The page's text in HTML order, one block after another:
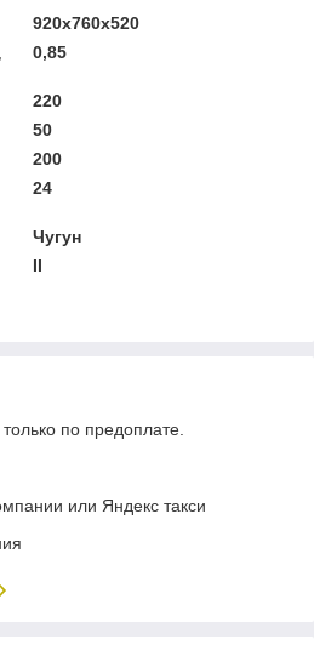
920х760х520
0,85
220
50
200
24
Чугун
II
по предоплате.
или Яндекс такси